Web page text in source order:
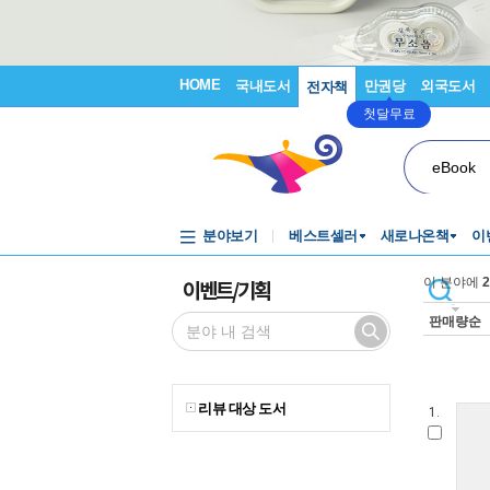
HOME 국내도서 전자책 만권당
첫달무료
외국도서
eBook
분야보기 베스트셀러 새로나온책 이
이벤트/기획
리뷰 대상 도서
이 분야에 2
판매량순
1.